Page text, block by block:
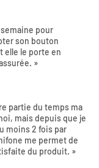
semaine pour
son bouton
elle le porte en
»
partie du temps ma
mais depuis que je
moins 2 fois par
me permet de
du produit. »